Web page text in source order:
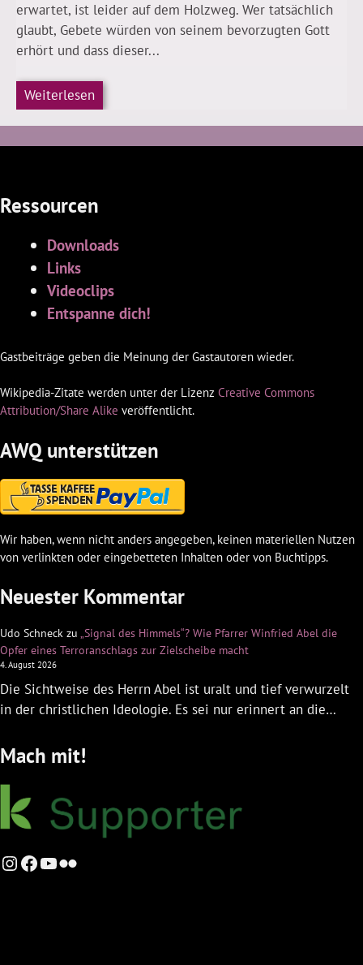
erwartet, ist leider auf dem Holzweg. Wer tatsächlich
glaubt, Gebete würden von seinem bevorzugten Gott
erhört und dass dieser...
Weiterlesen
Ressourcen
Downloads
Links
Videoclips
Entspanne dich!
Gastbeiträge geben die Meinung der Gastautoren wieder.
Wikipedia-Zitate werden unter der Lizenz Creative Commons
Attribution/Share Alike veröffentlicht.
AWQ unterstützen
Wir haben, wenn nicht anders angegeben, keinen materiellen Nutzen
von verlinkten oder eingebetteten Inhalten oder von Buchtipps.
Neuester Kommentar
Udo Schneck zu „Signal des Himmels“? Wie Pfarrer Winfried Abel die
Opfer eines Terroranschlags zur Zielscheibe macht
4. August 2026
Die Sichtweise des Herrn Abel ist uralt und tief verwurzelt
in der christlichen Ideologie. Es sei nur erinnert an die…
Mach mit!
Instagram
Facebook
YouTube
Flickr